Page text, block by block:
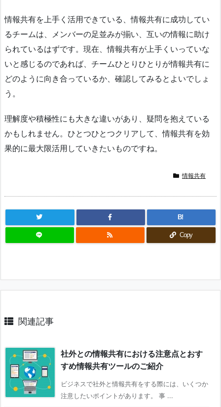
情報共有を上手く活用できている、情報共有に成功してい
るチームは、メンバーの足並みが揃い、互いの情報に助け
られているはずです。現在、情報共有が上手くいっていな
いと感じるのであれば、チームひとりひとりが情報共有に
どのように向き合っているか、確認してみるとよいでしょ
う。
理解度や積極性にも大きな違いがあり、疑問を抱えている
かもしれません。ひとつひとつクリアして、情報共有を効
果的に最大限活用していきたいものですね。
情報共有
B!
Copy
関連記事
社外との情報共有における注意点とおす
すめ情報共有ツールのご紹介
ビジネスで社外と情報共有をする際には、いくつか
注意したいポイントがあります。 事 ...